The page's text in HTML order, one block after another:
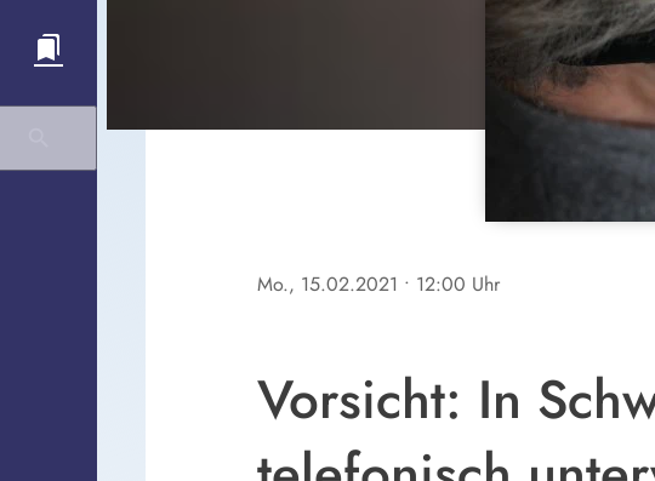
Mo., 15.02.2021 • 12:00 Uhr
Vorsicht: In